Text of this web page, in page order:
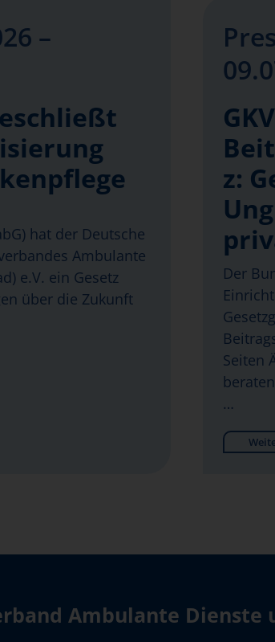
–
hat der Deutsche
Ambulante
e.V. ein Gesetz
über die Zukunft
z:
Der
Seiten
…
Ambulante Dienste